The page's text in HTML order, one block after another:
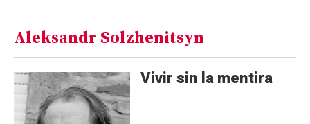
Aleksandr Solzhenitsyn
Vivir sin la mentira